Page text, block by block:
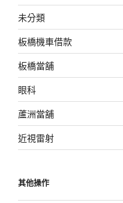
未分類
板橋機車借款
板橋當舖
眼科
蘆洲當舖
近視雷射
其他操作